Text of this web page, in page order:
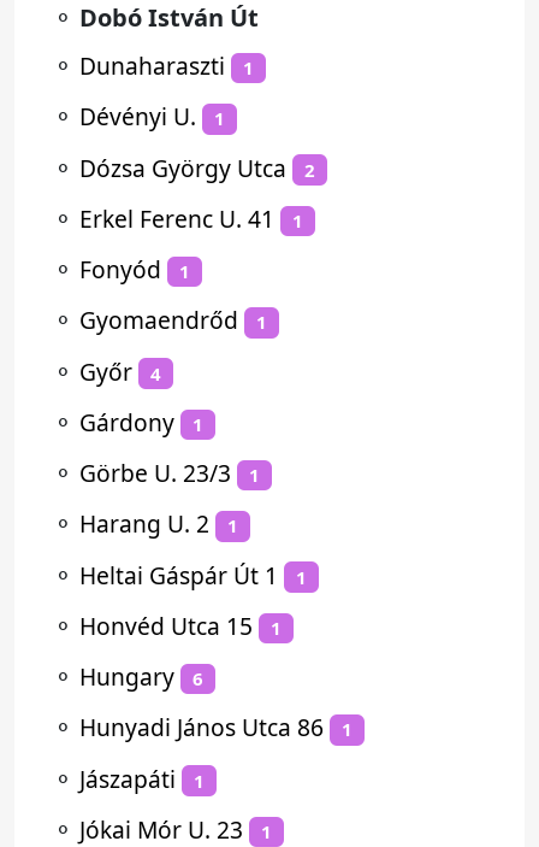
⚬ Dobó István Út
⚬ Dunaharaszti 1
⚬ Dévényi U. 1
⚬ Dózsa György Utca 2
⚬ Erkel Ferenc U. 41 1
⚬ Fonyód 1
⚬ Gyomaendrőd 1
⚬ Győr 4
⚬ Gárdony 1
⚬ Görbe U. 23/3 1
⚬ Harang U. 2 1
⚬ Heltai Gáspár Út 1 1
⚬ Honvéd Utca 15 1
⚬ Hungary 6
⚬ Hunyadi János Utca 86 1
⚬ Jászapáti 1
⚬ Jókai Mór U. 23 1